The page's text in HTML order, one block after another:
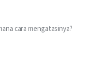
cara mengatasinya?